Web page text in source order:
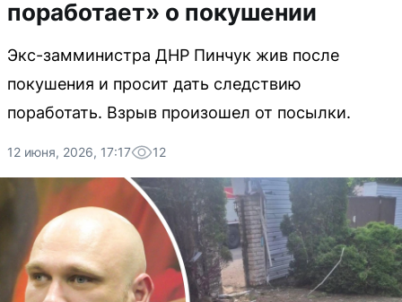
поработает» о покушении
Экс-замминистра ДНР Пинчук жив после
покушения и просит дать следствию
поработать. Взрыв произошел от посылки.
12 июня, 2026, 17:17 12